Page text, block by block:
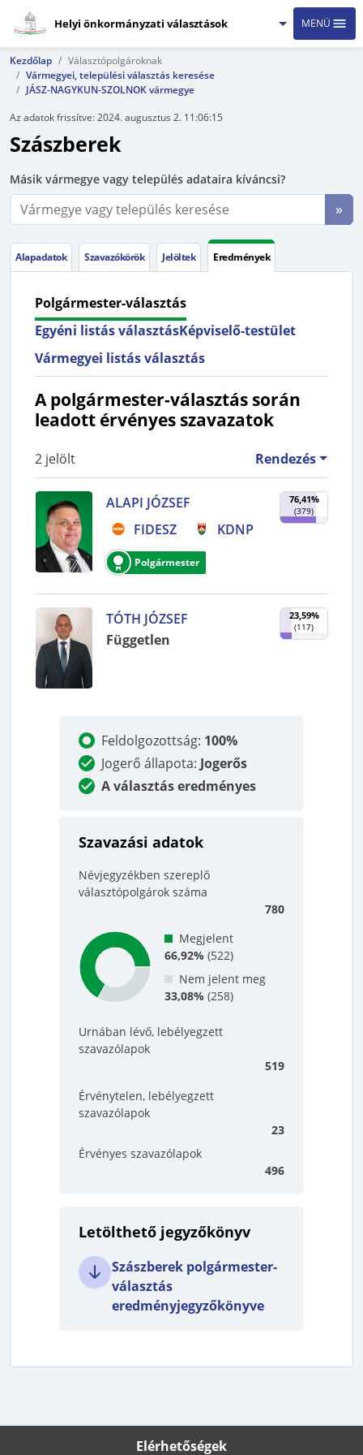
Helyi önkormányzati választások MENÜ
Kezdőlap
Választópolgároknak
Vármegyei, települési választás keresése
JÁSZ-NAGYKUN-SZOLNOK vármegye
Az adatok frissítve:2024. augusztus 2. 11:06:15
Szászberek
Másik vármegye vagy település adataira kíváncsi?
»
Alapadatok Szavazókörök Jelöltek Eredmények
Polgármester-választás
Egyéni listás választásKépviselő-testület
Vármegyei listás választás
A polgármester-választás során
leadott érvényes szavazatok
2 jelölt Rendezés
ALAPI JÓZSEF
FIDESZ
KDNP
Polgármester
76,41%
(379)
TÓTH JÓZSEF
Független
23,59%
(117)
Feldolgozottság: 100%
Jogerő állapota: Jogerős
A választás eredményes
Szavazási adatok
Névjegyzékben szereplő
választópolgárok száma
780
Megjelent
66,92% (522)
Nem jelent meg
33,08% (258)
Urnában lévő, lebélyegzett
szavazólapok
519
Érvénytelen, lebélyegzett
szavazólapok
23
Érvényes szavazólapok
496
Letölthető jegyzőkönyv
Szászberek polgármester-
választás
eredményjegyzőkönyve
Elérhetőségek